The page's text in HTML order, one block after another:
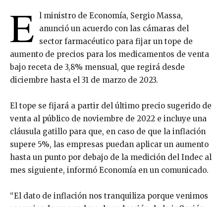
E l ministro de Economía, Sergio Massa,
anunció un acuerdo con las cámaras del
sector farmacéutico para fijar un tope de
aumento de precios para los medicamentos de venta
bajo receta de 3,8% mensual, que regirá desde
diciembre hasta el 31 de marzo de 2023.
El tope se fijará a partir del último precio sugerido de
venta al público de noviembre de 2022 e incluye una
cláusula gatillo para que, en caso de que la inflación
supere 5%, las empresas puedan aplicar un aumento
hasta un punto por debajo de la medición del Indec al
mes siguiente, informó Economía en un comunicado.
“El dato de inflación nos tranquiliza porque venimos